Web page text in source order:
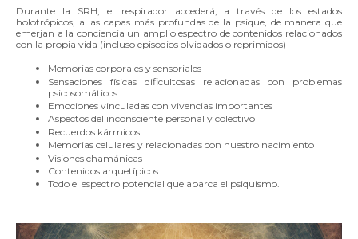
Durante la SRH, el respirador accederá, a través de los estados
holotrópicos, a las capas más profundas de la psique, de manera que
emerjan a la conciencia un amplio espectro de contenidos relacionados
con la propia vida (incluso episodios olvidados o reprimidos)
Memorias corporales y sensoriales
Sensaciones físicas dificultosas relacionadas con problemas
psicosomáticos
Emociones vinculadas con vivencias importantes
Aspectos del inconsciente personal y colectivo
Recuerdos kármicos
Memorias celulares y relacionadas con nuestro nacimiento
Visiones chamánicas
Contenidos arquetípicos
Todo el espectro potencial que abarca el psiquismo.